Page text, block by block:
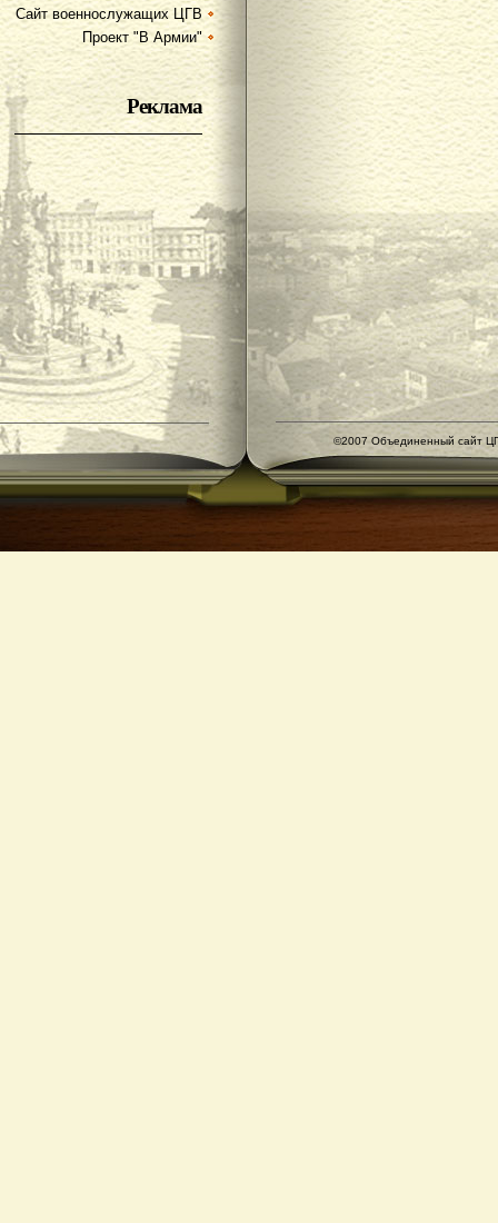
Сайт военнослужащих ЦГВ
Проект "В Армии"
Реклама
©2007 Объединенный сайт